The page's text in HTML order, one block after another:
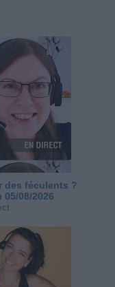
des féculents ?
08/2026